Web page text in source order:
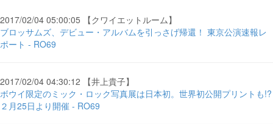
2017/02/04 05:00:05 【クワイエットルーム】
ブロッサムズ、デビュー・アルバムを引っさげ帰還！ 東京公演速報レ
ポート - RO69
2017/02/04 04:30:12 【井上貴子】
ボウイ限定のミック・ロック写真展は日本初。世界初公開プリントも!?
２月25日より開催 - RO69